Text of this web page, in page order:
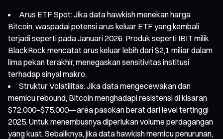
Arus ETF Spot: Jika data hawkish menekan harga
Bitcoin, waspadai potensi arus keluar ETF yang kembali
terjadi seperti pada Januari 2026. Produk seperti IBIT milik
BlackRock mencatat arus keluar lebih dari $2,1 miliar dalam
lima pekan terakhir, menegaskan sensitivitas institusi
terhadap sinyal makro.
Struktur Volatilitas: Jika data mengecewakan dan
memicu rebound, Bitcoin menghadapi resistensi di kisaran
$72.000–$75.000—area pasokan berat dari level tertinggi
2025. Untuk menembusnya diperlukan volume perdagangan
yang kuat. Sebaliknya, jika data hawkish memicu penurunan,